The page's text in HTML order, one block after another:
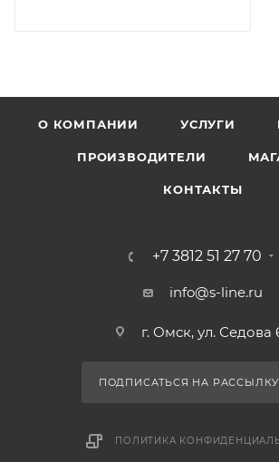
О КОМПАНИИ УСЛУГИ
ПРОИЗВОДИТЕЛИ
КОНТАКТЫ
+7 3812 51 27 70
info@s-line.ru
г. Омск, ул. Седова
ПОДПИСАТЬСЯ НА РАССЫЛКУ
ПОЛИТИКА